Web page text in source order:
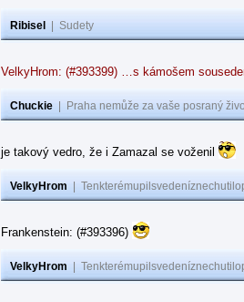
Ribisel Sudety
VelkyHrom: (#393399) …s kámošem
Chuckie Praha nemůže za vaše posraný
je takový vedro, že i Zamazal se voženil
VelkyHrom
Frankenstein: (#393396)
VelkyHrom